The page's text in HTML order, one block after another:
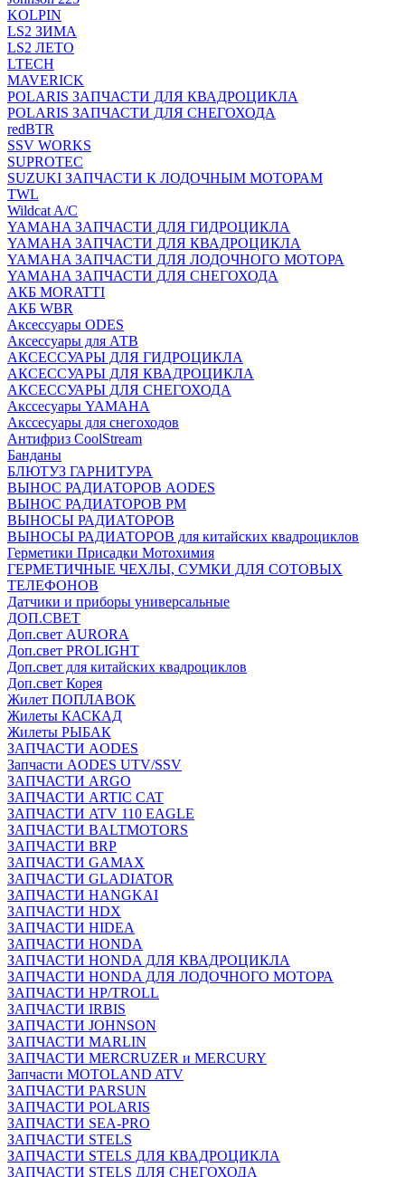
KOLPIN
LS2 ЗИМА
LS2 ЛЕТО
LTECH
MAVERICK
POLARIS ЗАПЧАСТИ ДЛЯ КВАДРОЦИКЛА
POLARIS ЗАПЧАСТИ ДЛЯ СНЕГОХОДА
redBTR
SSV WORKS
SUPROTEC
SUZUKI ЗАПЧАСТИ К ЛОДОЧНЫМ МОТОРАМ
TWL
Wildcat A/C
YAMAHA ЗАПЧАСТИ ДЛЯ ГИДРОЦИКЛА
YAMAHA ЗАПЧАСТИ ДЛЯ КВАДРОЦИКЛА
YAMAHA ЗАПЧАСТИ ДЛЯ ЛОДОЧНОГО МОТОРА
YAMAHA ЗАПЧАСТИ ДЛЯ СНЕГОХОДА
АКБ MORATTI
АКБ WBR
Аксессуары ODES
Аксессуары для АТВ
АКСЕССУАРЫ ДЛЯ ГИДРОЦИКЛА
АКСЕССУАРЫ ДЛЯ КВАДРОЦИКЛА
АКСЕССУАРЫ ДЛЯ СНЕГОХОДА
Акссесуары YAMAHA
Акссесуары для снегоходов
Антифриз CoolStream
Банданы
БЛЮТУЗ ГАРНИТУРА
ВЫНОС РАДИАТОРОВ AODES
ВЫНОС РАДИАТОРОВ РМ
ВЫНОСЫ РАДИАТОРОВ
ВЫНОСЫ РАДИАТОРОВ для китайских квадроциклов
Герметики Присадки Мотохимия
ГЕРМЕТИЧНЫЕ ЧЕХЛЫ, СУМКИ ДЛЯ СОТОВЫХ
ТЕЛЕФОНОВ
Датчики и приборы универсальные
ДОП.СВЕТ
Доп.свет AURORA
Доп.свет PROLIGHT
Доп.свет для китайских квадроциклов
Доп.свет Корея
Жилет ПОПЛАВОК
Жилеты КАСКАД
Жилеты РЫБАК
ЗАПЧАСТИ AODES
Запчасти AODES UTV/SSV
ЗАПЧАСТИ ARGO
ЗАПЧАСТИ ARTIC CAT
ЗАПЧАСТИ ATV 110 EAGLE
ЗАПЧАСТИ BALTMOTORS
ЗАПЧАСТИ BRP
ЗАПЧАСТИ GAMAX
ЗАПЧАСТИ GLADIATOR
ЗАПЧАСТИ HANGKAI
ЗАПЧАСТИ HDX
ЗАПЧАСТИ HIDEA
ЗАПЧАСТИ HONDA
ЗАПЧАСТИ HONDA ДЛЯ КВАДРОЦИКЛА
ЗАПЧАСТИ HONDA ДЛЯ ЛОДОЧНОГО МОТОРА
ЗАПЧАСТИ HP/TROLL
ЗАПЧАСТИ IRBIS
ЗАПЧАСТИ JOHNSON
ЗАПЧАСТИ MARLIN
ЗАПЧАСТИ MERCRUZER и MERCURY
Запчасти MOTOLAND ATV
ЗАПЧАСТИ PARSUN
ЗАПЧАСТИ POLARIS
ЗАПЧАСТИ SEA-PRO
ЗАПЧАСТИ STELS
ЗАПЧАСТИ STELS ДЛЯ КВАДРОЦИКЛА
ЗАПЧАСТИ STELS ДЛЯ СНЕГОХОДА